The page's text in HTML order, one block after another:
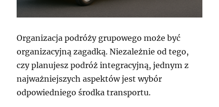
Organizacja podróży grupowego może być
organizacyjną zagadką. Niezależnie od tego,
czy planujesz podróż integracyjną, jednym z
najważniejszych aspektów jest wybór
odpowiedniego środka transportu.